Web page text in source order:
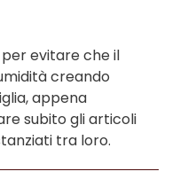
per evitare che il
creando
appena
subito gli articoli
tra loro.